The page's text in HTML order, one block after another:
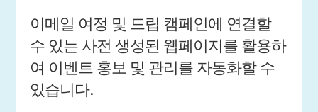
이메일 여정 및 드립 캠페인에 연결할
수 있는 사전 생성된 웹페이지를 활용하
여 이벤트 홍보 및 관리를 자동화할 수
있습니다.